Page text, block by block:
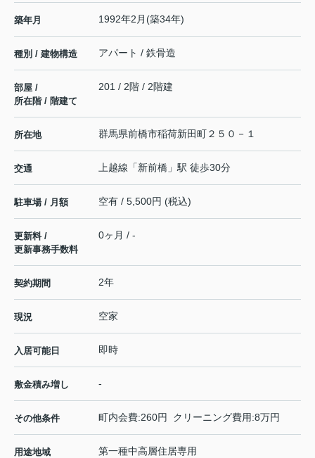
築年月 1992年2月(築34年)
種別 / 建物構造 アパート / 鉄骨造
部屋 /
所在階 / 階建て
201 / 2階 / 2階建
所在地 群馬県前橋市稲荷新田町２５０－１
交通 上越線 「新前橋 」駅 徒歩30分
駐車場 / 月額 空有 / 5,500円 (税込)
更新料 /
更新事務手数料
0ヶ月 / -
契約期間 2年
現況 空家
入居可能日 即時
敷金積み増し -
その他条件 町内会費:260円 クリーニング費用:8万円
用途地域 第一種中高層住居専用